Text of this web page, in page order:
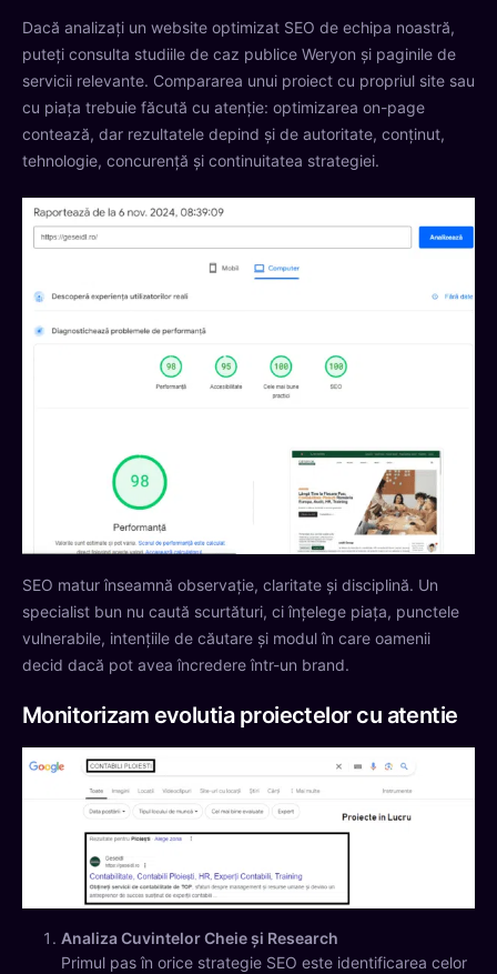
Dacă analizați un website optimizat SEO de echipa noastră,
puteți consulta studiile de caz publice Weryon și paginile de
servicii relevante. Compararea unui proiect cu propriul site sau
cu piața trebuie făcută cu atenție: optimizarea on-page
contează, dar rezultatele depind și de autoritate, conținut,
tehnologie, concurență și continuitatea strategiei.
SEO matur înseamnă observație, claritate și disciplină. Un
specialist bun nu caută scurtături, ci înțelege piața, punctele
vulnerabile, intențiile de căutare și modul în care oamenii
decid dacă pot avea încredere într-un brand.
Monitorizam evolutia proiectelor cu atentie
Analiza Cuvintelor Cheie și Research
Primul pas în orice strategie SEO este identificarea celor